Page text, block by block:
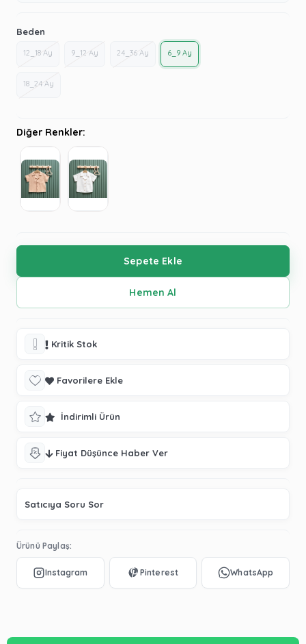
Beden
12_18 Ay 9_12 Ay 24_36 Ay 6_9 Ay
18_24 Ay
Diğer Renkler:
Kritik Stok
Favorilere Ekle
İndirimli Ürün
Fiyat Düşünce Haber Ver
Satıcıya Soru Sor
Ürünü Paylaş: